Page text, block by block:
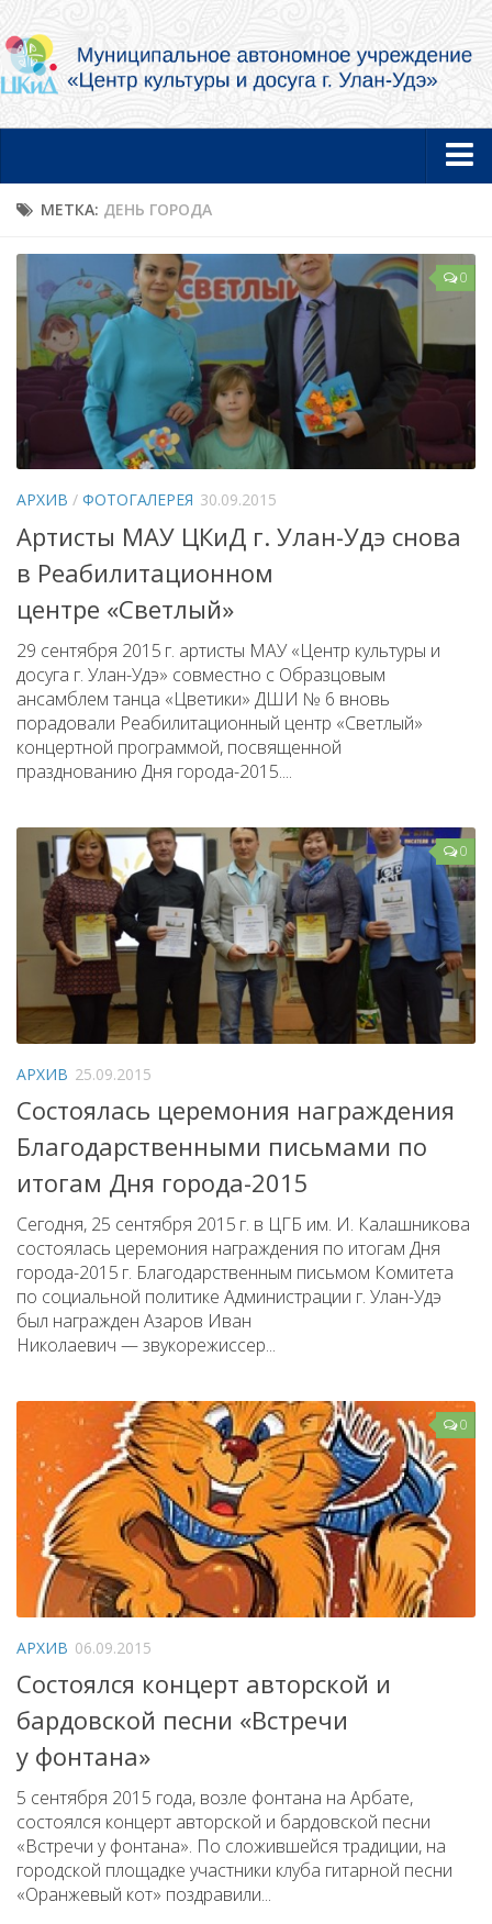
Главная
Об учреждении
Документы
Услуги в электронной форме
Фотогалерея
Творческие коллективы и артисты
Забайкальский народный хор «Семейские янтари»
Группа «Лаккитон»
Валико Гаспарян
Ирина Шагдурова
Анна Комолова
Сергей Плотников
Интернет-приемная
Купить Билеты
МЕТКА: ДЕНЬ ГОРОДА
0
АРХИВ / ФОТОГАЛЕРЕЯ 30.09.2015
Артисты МАУ ЦКиД г. Улан-Удэ снова
в Реабилитационном
центре «Светлый»
29 сентября 2015 г. артисты МАУ «Центр культуры и
досуга г. Улан-Удэ» совместно с Образцовым
ансамблем танца «Цветики» ДШИ № 6 вновь
порадовали Реабилитационный центр «Светлый»
концертной программой, посвященной
празднованию Дня города-2015....
0
АРХИВ 25.09.2015
Состоялась церемония награждения
Благодарственными письмами по
итогам Дня города-2015
Сегодня, 25 сентября 2015 г. в ЦГБ им. И. Калашникова
состоялась церемония награждения по итогам Дня
города-2015 г. Благодарственным письмом Комитета
по социальной политике Администрации г. Улан-Удэ
был награжден Азаров Иван
Николаевич — звукорежиссер...
0
АРХИВ 06.09.2015
Состоялся концерт авторской и
бардовской песни «Встречи
у фонтана»
5 сентября 2015 года, возле фонтана на Арбате,
состоялся концерт авторской и бардовской песни
«Встречи у фонтана». По сложившейся традиции, на
городской площадке участники клуба гитарной песни
«Оранжевый кот» поздравили...